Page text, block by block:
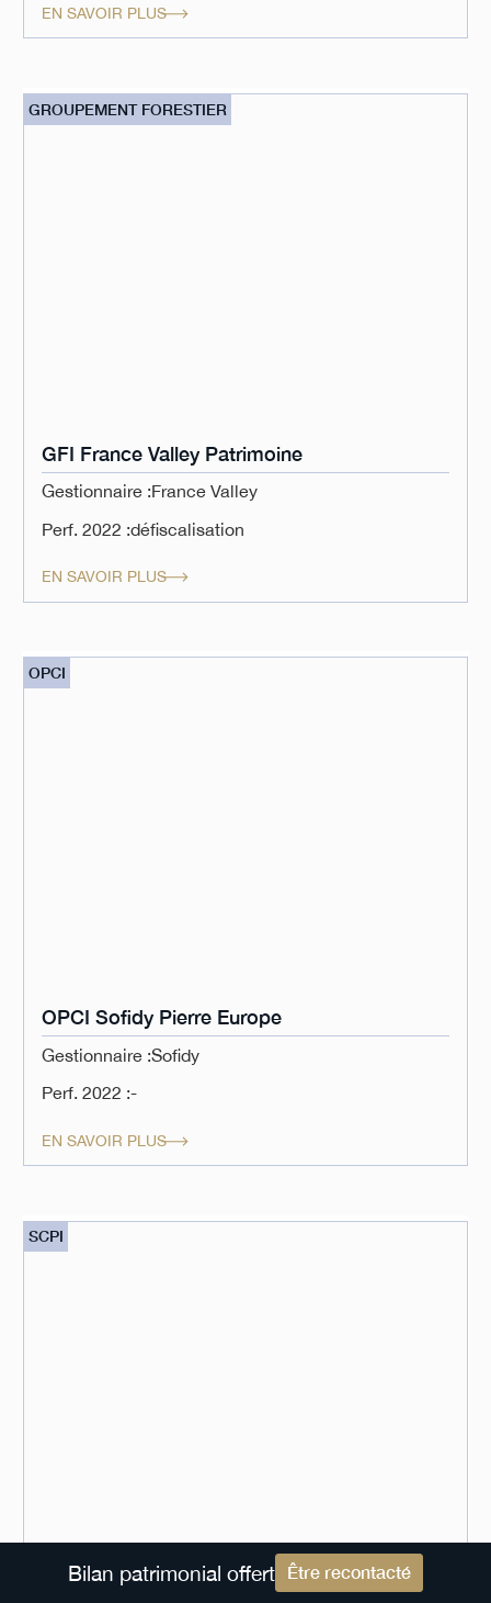
EN SAVOIR PLUS
GROUPEMENT FORESTIER
GFI France Valley Patrimoine
Gestionnaire :France Valley
Perf. 2022 :défiscalisation
EN SAVOIR PLUS
OPCI
OPCI Sofidy Pierre Europe
Gestionnaire :Sofidy
Perf. 2022 :-
EN SAVOIR PLUS
SCPI
SCPI Primopierre
Bilan patrimonial offert Être recontacté